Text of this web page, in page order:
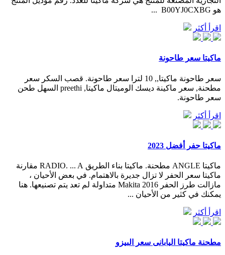
هو ‎ B00YJ0CXBG ...
اقرأ أكثر
ماكيتا سعر طاحونة
سعر طاحونة ماكيتا,, 10 لترا سعر طاحونة. قصب السكر سعر
مطحنة, سعر ماكينة ديسك الوميتال ماكيتا, preethi السهل طحن
سعر طاحونة.
اقرأ أكثر
ماكيتا حفر أفضل 2023
ماكيتا ANGLE مطحنة. ماكيتا بناء الطريق RADIO. ... A مقارنة
ماكيتا سعر الحفر لا تزال جديرة بالاهتمام. في بعض الأحيان ،
مازالت طرز الحفر 2016 Makita متداولة لم تعد يتم تصنيعها. هنا
يمكنك في كثير من الأحيان ...
اقرأ أكثر
مطحنة ماكيتا اليابانى سعر البيزو